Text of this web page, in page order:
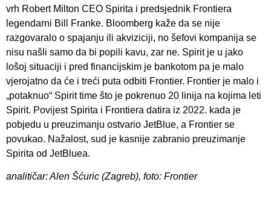
vrh Robert Milton CEO Spirita i predsjednik Frontiera
legendarni Bill Franke. Bloomberg kaže da se nije
razgovaralo o spajanju ili akviziciji, no šefovi kompanija se
nisu našli samo da bi popili kavu, zar ne. Spirit je u jako
lošoj situaciji i pred financijskim je bankotom pa je malo
vjerojatno da će i treći puta odbiti Frontier. Frontier je malo i
„potaknuo“ Spirit time što je pokrenuo 20 linija na kojima leti
Spirit. Povijest Spirita i Frontiera datira iz 2022. kada je
pobjedu u preuzimanju ostvario JetBlue, a Frontier se
povukao. Nažalost, sud je kasnije zabranio preuzimanje
Spirita od JetBluea.
analitičar: Alen Šćuric (Zagreb), foto: Frontier